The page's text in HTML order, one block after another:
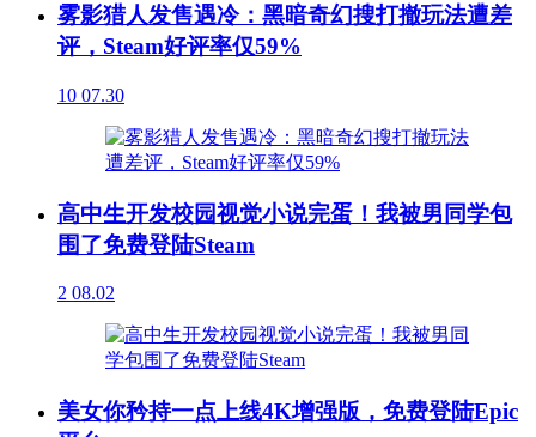
雾影猎人发售遇冷：黑暗奇幻搜打撤玩法遭差
评，Steam好评率仅59%
10 07.30
高中生开发校园视觉小说完蛋！我被男同学包
围了免费登陆Steam
2 08.02
美女你矜持一点上线4K增强版，免费登陆Epic